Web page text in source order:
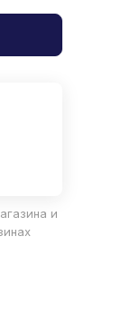
и